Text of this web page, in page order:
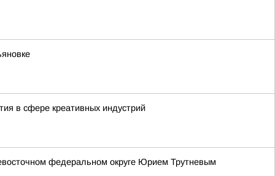
в сфере креативных индустрий
федеральном округе Юрием Трутневым